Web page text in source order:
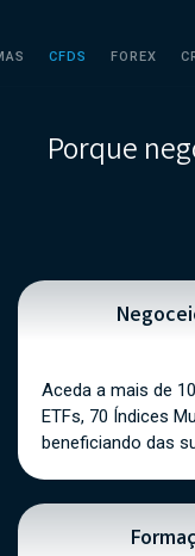
CFDS FOREX
Porque
Aceda a mais de
ETFs, 70 Índices
beneficiando das